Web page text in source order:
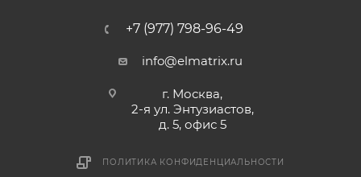
+7 (977) 798-96-49
info@elmatrix.ru
г. Москва,
2-я ул. Энтузиастов,
д. 5, офис 5
ПОЛИТИКА КОНФИДЕНЦИАЛЬНОСТИ